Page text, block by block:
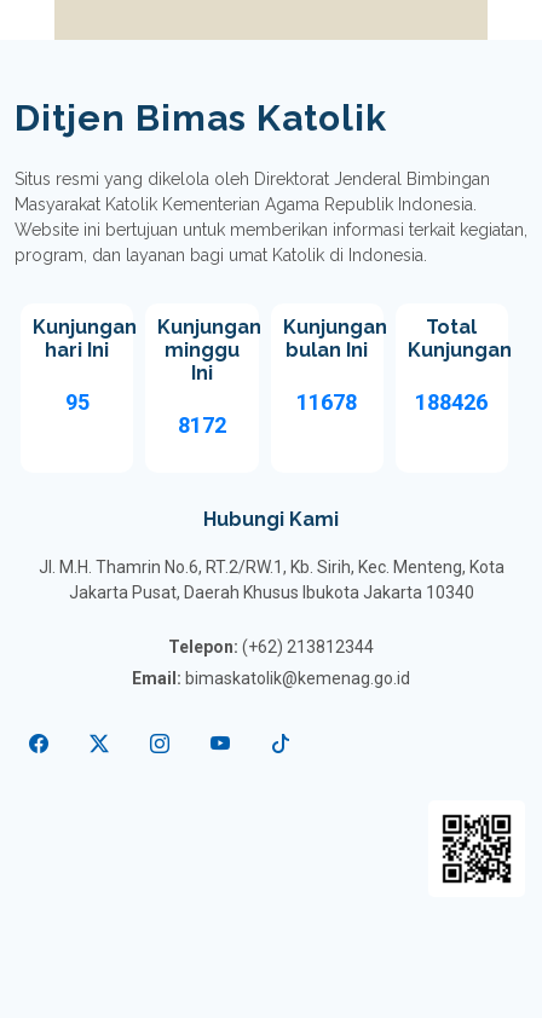
Ditjen Bimas Katolik
Situs resmi yang dikelola oleh Direktorat Jenderal Bimbingan
Masyarakat Katolik Kementerian Agama Republik Indonesia.
Website ini bertujuan untuk memberikan informasi terkait kegiatan,
program, dan layanan bagi umat Katolik di Indonesia.
Kunjungan
hari Ini
95
Kunjungan
minggu
Ini
8172
Kunjungan
bulan Ini
11678
Total
Kunjungan
188426
Hubungi Kami
Jl. M.H. Thamrin No.6, RT.2/RW.1, Kb. Sirih, Kec. Menteng, Kota
Jakarta Pusat, Daerah Khusus Ibukota Jakarta 10340
Telepon: (+62) 213812344
Email: bimaskatolik@kemenag.go.id